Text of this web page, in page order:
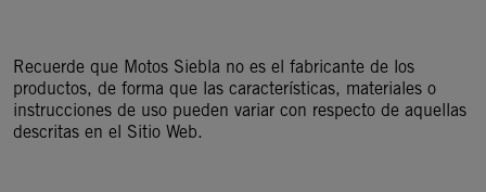
Recuerde que Motos Siebla no es el fabricante de los
productos, de forma que las características, materiales o
instrucciones de uso pueden variar con respecto de aquellas
descritas en el Sitio Web.